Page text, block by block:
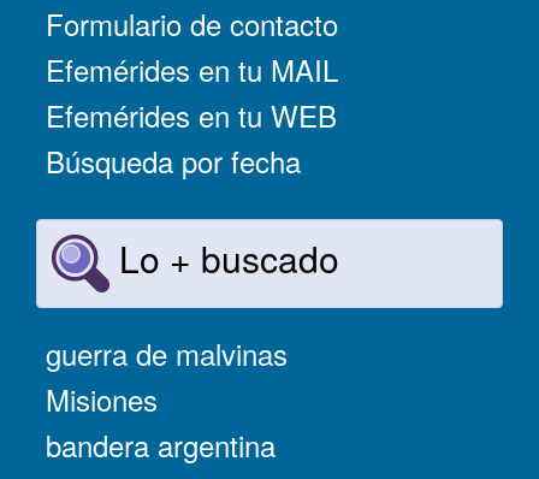
Formulario de contacto
Efemérides en tu MAIL
Efemérides en tu WEB
Búsqueda por fecha
Lo + buscado
guerra de malvinas
Misiones
bandera argentina